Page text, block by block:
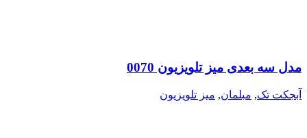
مدل سه بعدی میز تلویزیون 0070
آبجکت تک, مبلمان, میز تلویزیون